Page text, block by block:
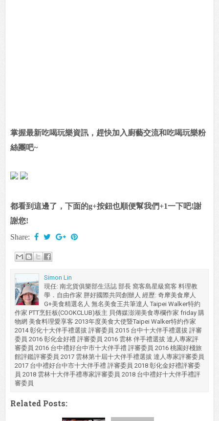
掌握最新吃喝玩樂資訊，趕快加入廚藝交流和吃喝玩樂粉
絲團吧~
都看到這邊了，下面的g+按鈕也順便幫我們+1一下吧!謝
謝您!
Share:
Simon Lin
現任: 南北貨俱樂部生活誌 部長 窩客島星級窩客 料理教
學．自由作家 胖好國際共同創辦人 經歷: 奇摩美食摩人
G+美食精選名人 無名美食王共筆達人 Taipei Walker特約
作家 PTT烹飪板(COOKCLUB)板主 貝傳媒澎湖美食專欄作家 friday 購
物網 美食料理愛享客 2013年度美食大使暨Taipei Walker特約作家
2014 彰化十大伴手禮選拔 評審委員 2015 台中十大伴手禮選拔 評審
委員 2016 彰化金好禮 評審委員 2016 雲林 伴手禮選拔 達人專家評
審委員 2016 台中禮好台中市十大伴手禮 評審委員 2016 桃園好棧旅
館評鑑評審委員 2017 雲林第十屆十大伴手禮選拔 達人專家評審委員
2017 台中禮好台中市十大伴手禮 評審委員 2018 彰化金好禮評審委
員 2018 雲林十大伴手禮專家評審委員 2018 台中禮好十大伴手禮評
審委員
Related Posts: